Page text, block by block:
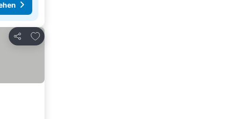
Teilen
Zu Favoriten hinzufügen